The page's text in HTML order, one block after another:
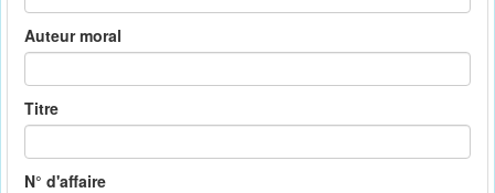
Auteur moral
Titre
N° d'affaire